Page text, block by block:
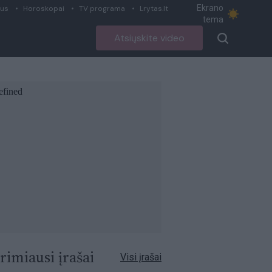
Horoskopai TV programa Lrytas.lt
Ekrano
tema
Atsiųskite video
įrašai Visi įrašai